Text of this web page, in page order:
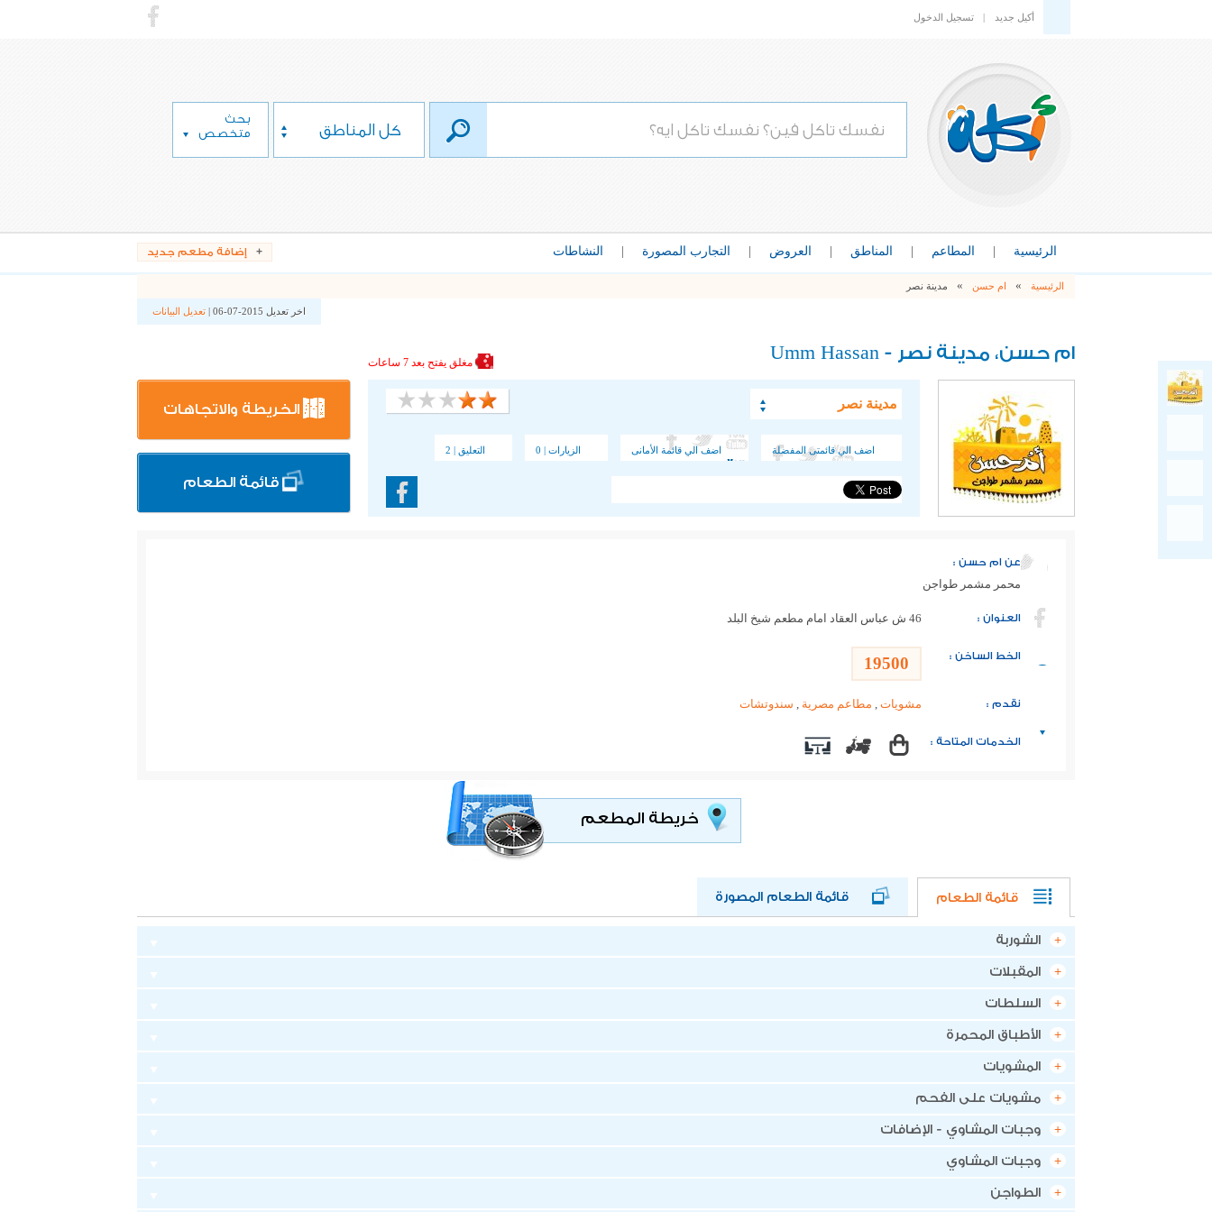
أكيل جديد | تسجيل الدخول
كل المناطق
بحث
متخصص
الرئيسية المطاعم المناطق العروض التجارب المصورة النشاطات إضافة مطعم جديد
الرئيسية » ام حسن » مدينة نصر
ام حسن، مدينة نصر - Umm Hassan
اخر تعديل 2015-07-06 | تعديل البيانات
مدينة نصر
اضف الي قائمتى المفضلة اضف الي قائمة الأمانى الزيارات | 0 التعليق | 2
مغلق يفتح بعد 7 ساعات
الخريطة والاتجاهات
قائمة الطعام
عن ام حسن :
محمر مشمر طواجن
العنوان : 46 ش عباس العقاد امام مطعم شيخ البلد
الخط الساخن : 19500
نقدم : مشويات , مطاعم مصرية , سندوتشات
الخدمات المتاحة :
خريطة المطعم
قائمة الطعام قائمة الطعام المصورة
الشوربة
المقبلات
السلطات
الأطباق المحمرة
المشويات
مشويات على الفحم
وجبات المشاوي - الإضافات
وجبات المشاوي
الطواجن